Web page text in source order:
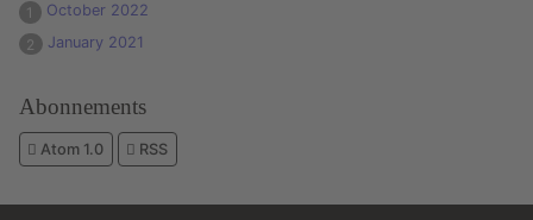
1
October 2022
2
January 2021
Abonnements
Atom 1.0 RSS